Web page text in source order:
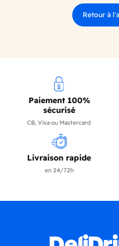
Retour à
Paiement 100%
sécurisé
CB, Visa ou Mastercard
Livraison rapide
en 24/72h